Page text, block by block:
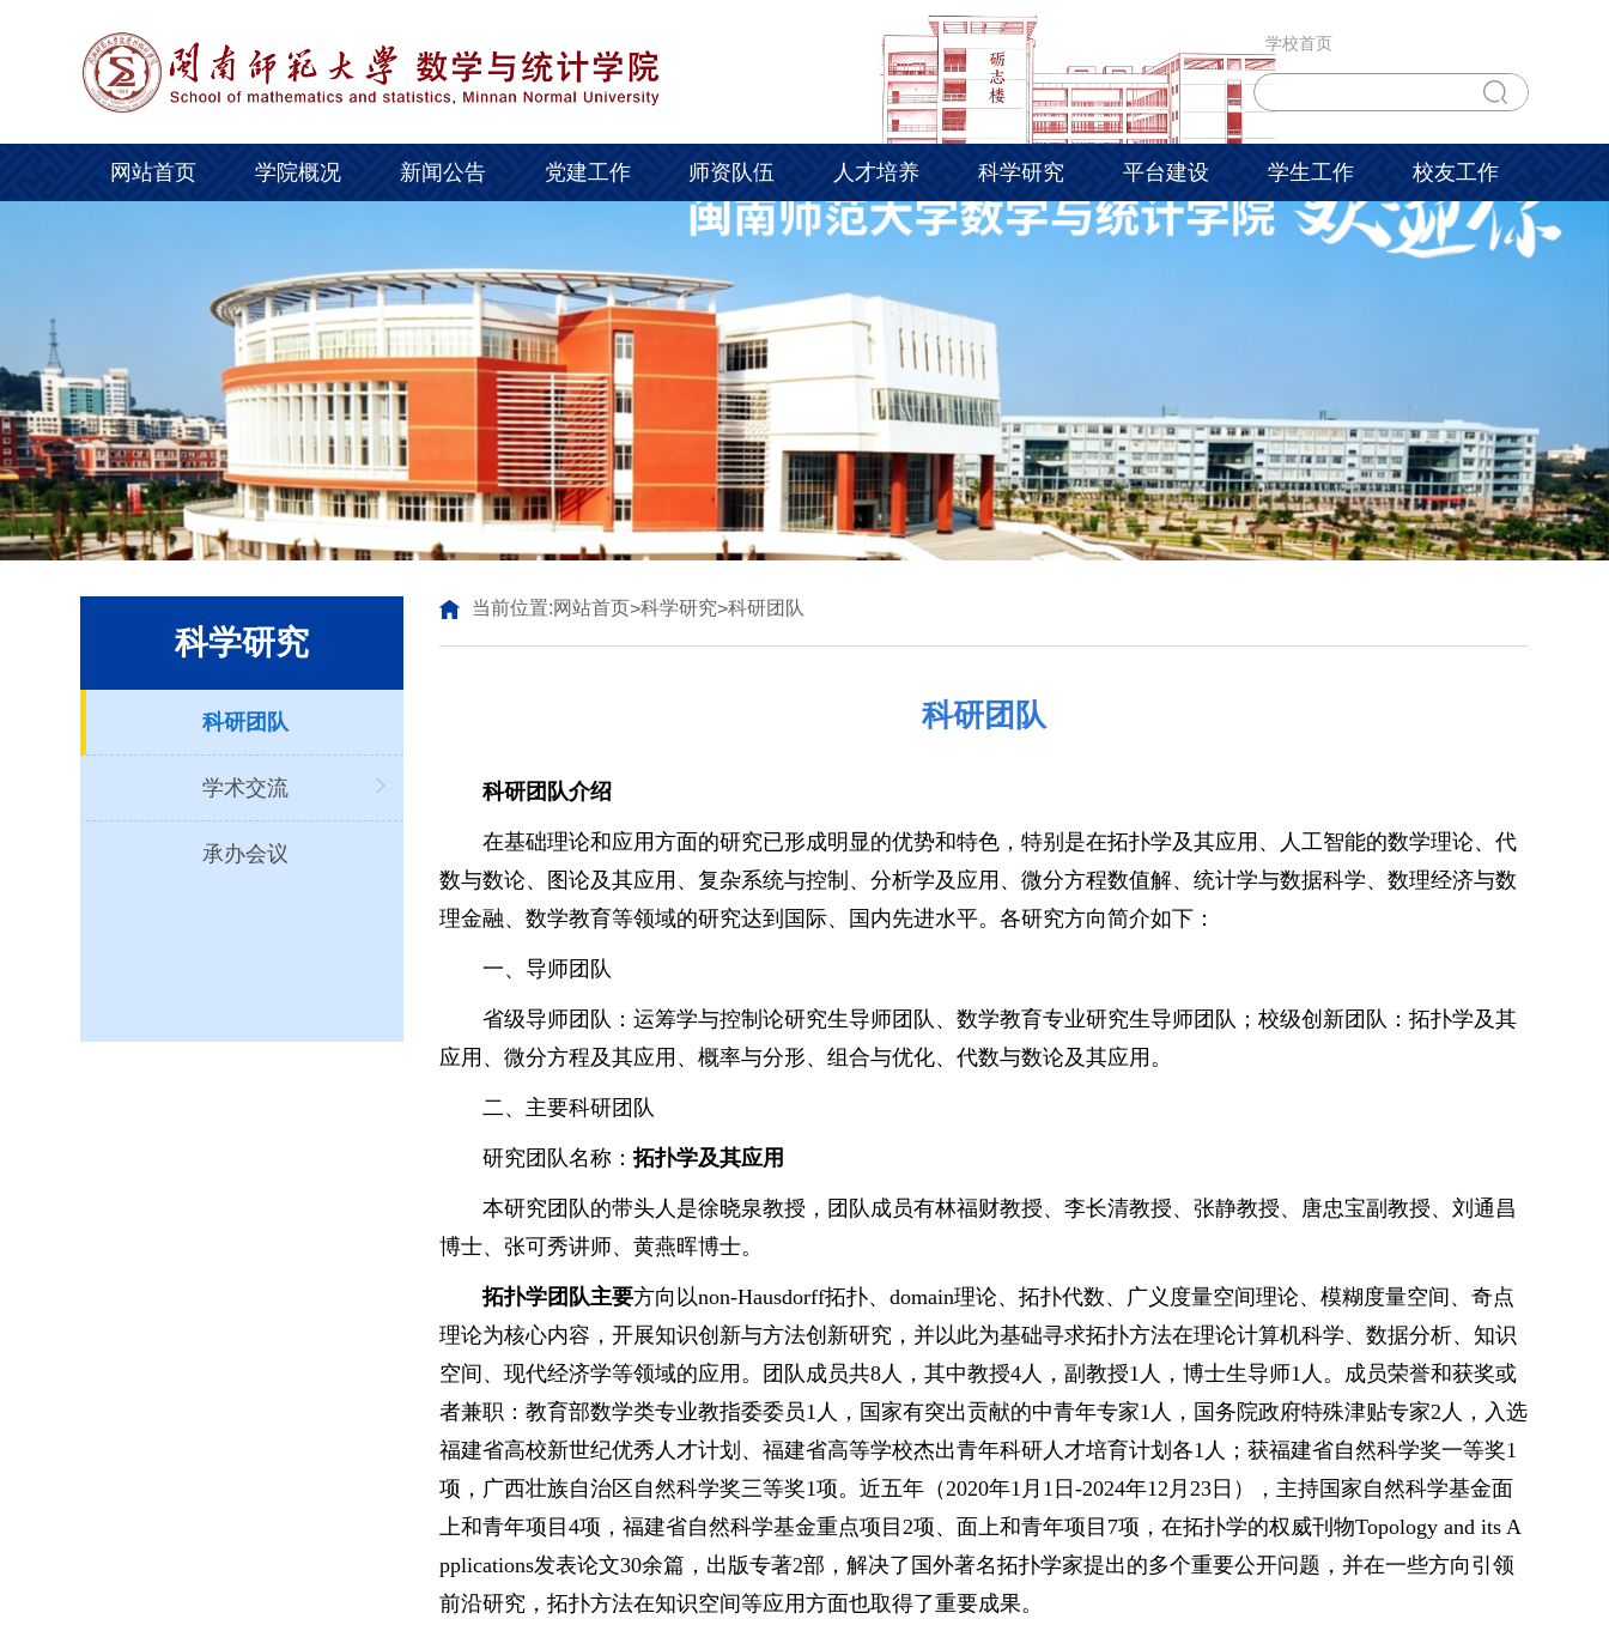
学校首页
网站首页 学院概况 新闻公告 党建工作 师资队伍 人才培养 科学研究 平台建设 学生工作 校友工作
科学研究
科研团队
学术交流
承办会议
当前位置:网站首页>科学研究>科研团队
科研团队
科研团队介绍
在基础理论和应用方面的研究已形成明显的优势和特色，特别是在拓扑学及其应用、人工智能的数学理论、代
数与数论、图论及其应用、复杂系统与控制、分析学及应用、微分方程数值解、统计学与数据科学、数理经济与数
理金融、数学教育等领域的研究达到国际、国内先进水平。各研究方向简介如下：
一、导师团队
省级导师团队：运筹学与控制论研究生导师团队、数学教育专业研究生导师团队；校级创新团队：拓扑学及其
应用、微分方程及其应用、概率与分形、组合与优化、代数与数论及其应用。
二、主要科研团队
研究团队名称：拓扑学及其应用
本研究团队的带头人是徐晓泉教授，团队成员有林福财教授、李长清教授、张静教授、唐忠宝副教授、刘通昌
博士、张可秀讲师、黄燕晖博士。
拓扑学团队主要方向以non-Hausdorff拓扑、domain理论、拓扑代数、广义度量空间理论、模糊度量空间、奇点
理论为核心内容，开展知识创新与方法创新研究，并以此为基础寻求拓扑方法在理论计算机科学、数据分析、知识
空间、现代经济学等领域的应用。团队成员共8人，其中教授4人，副教授1人，博士生导师1人。成员荣誉和获奖或
者兼职：教育部数学类专业教指委委员1人，国家有突出贡献的中青年专家1人，国务院政府特殊津贴专家2人，入选
福建省高校新世纪优秀人才计划、福建省高等学校杰出青年科研人才培育计划各1人；获福建省自然科学奖一等奖1
项，广西壮族自治区自然科学奖三等奖1项。近五年（2020年1月1日-2024年12月23日），主持国家自然科学基金面
上和青年项目4项，福建省自然科学基金重点项目2项、面上和青年项目7项，在拓扑学的权威刊物Topology and its A
pplications发表论文30余篇，出版专著2部，解决了国外著名拓扑学家提出的多个重要公开问题，并在一些方向引领
前沿研究，拓扑方法在知识空间等应用方面也取得了重要成果。